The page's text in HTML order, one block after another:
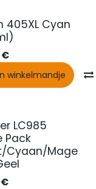
405XL Cyan
€
winkelmandje
LC985
Pack
Cyaan/Mage